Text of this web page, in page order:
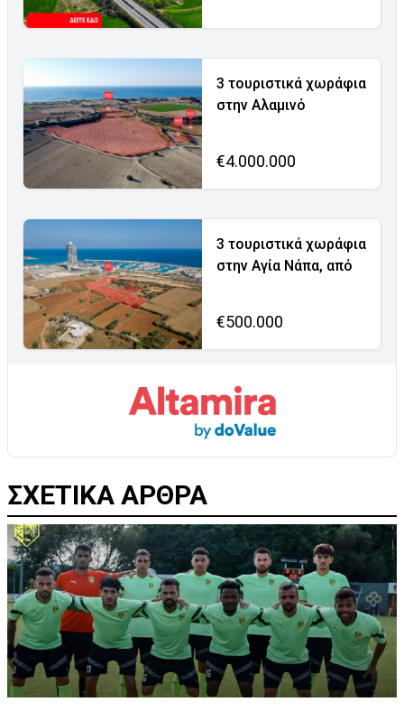
3 τουριστικά χωράφια
στην Αλαμινό
€4.000.000
3 τουριστικά χωράφια
στην Αγία Νάπα, από
€500.000
ΣΧΕΤΙΚΑ ΑΡΘΡΑ